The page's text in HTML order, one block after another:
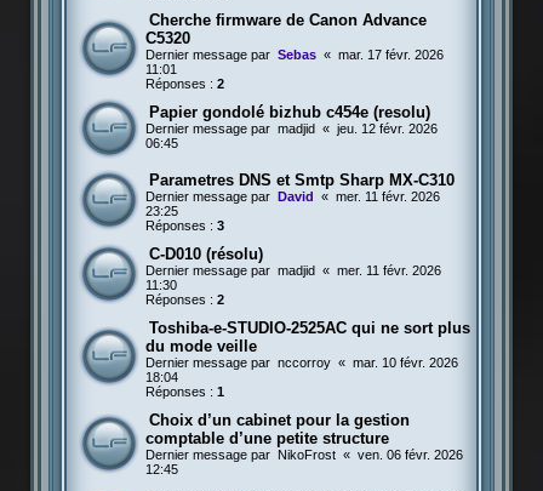
Cherche firmware de Canon Advance
C5320
Dernier message par Sebas « mar. 17 févr. 2026
11:01
Réponses : 2
Papier gondolé bizhub c454e (resolu)
Dernier message par madjid « jeu. 12 févr. 2026
06:45
Parametres DNS et Smtp Sharp MX-C310
Dernier message par David « mer. 11 févr. 2026
23:25
Réponses : 3
C-D010 (résolu)
Dernier message par madjid « mer. 11 févr. 2026
11:30
Réponses : 2
Toshiba-e-STUDIO-2525AC qui ne sort plus
du mode veille
Dernier message par nccorroy « mar. 10 févr. 2026
18:04
Réponses : 1
Choix d’un cabinet pour la gestion
comptable d’une petite structure
Dernier message par NikoFrost « ven. 06 févr. 2026
12:45